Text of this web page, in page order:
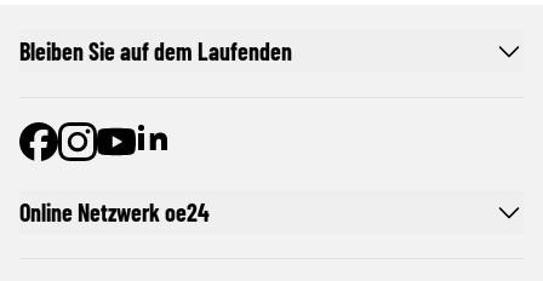
Online Netzwerk oe24
Bleiben Sie auf dem Laufenden